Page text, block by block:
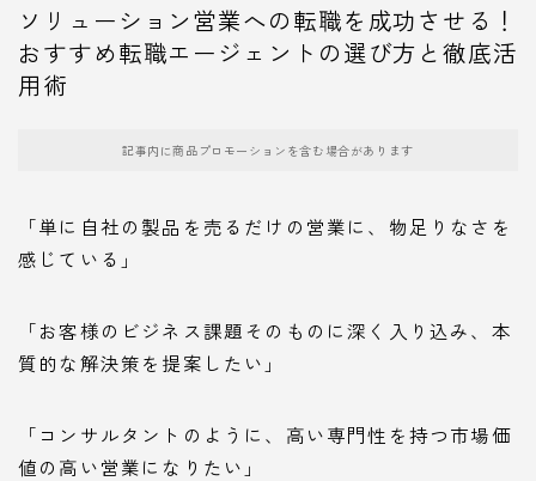
ソリューション営業への転職を成功させる！
おすすめ転職エージェントの選び方と徹底活
用術
記事内に商品プロモーションを含む場合があります
「単に自社の製品を売るだけの営業に、物足りなさを
感じている」
「お客様のビジネス課題そのものに深く入り込み、本
質的な解決策を提案したい」
「コンサルタントのように、高い専門性を持つ市場価
値の高い営業になりたい」